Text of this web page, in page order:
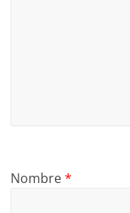
Nombre*